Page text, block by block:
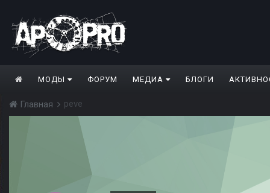
МОДЫ ФОРУМ МЕДИА БЛОГИ
Главная peve